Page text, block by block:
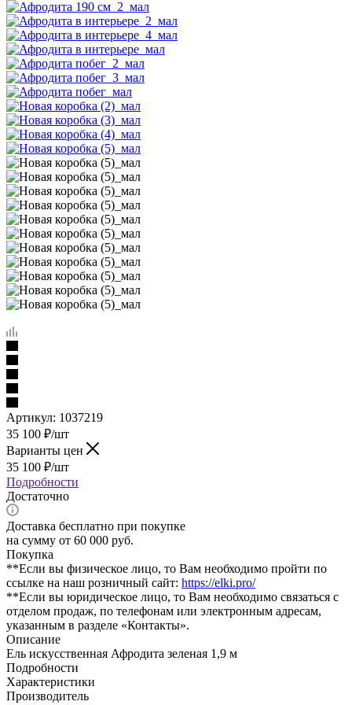
Артикул: 1037219
35 100 ₽/шт
Варианты цен
35 100 ₽/шт
Подробности
Достаточно
Доставка бесплатно при покупке
на сумму от 60 000 руб.
Покупка
**Если вы физическое лицо, то Вам необходимо пройти по
ссылке на наш розничный сайт: https://elki.pro/
**Если вы юридическое лицо, то Вам необходимо связаться с
отделом продаж, по телефонам или электронным адресам,
указанным в разделе «Контакты».
Описание
Ель искусственная Афродита зеленая 1,9 м
Подробности
Характеристики
Производитель